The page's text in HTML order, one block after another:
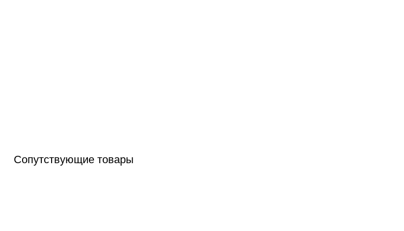
Сопутствующие товары